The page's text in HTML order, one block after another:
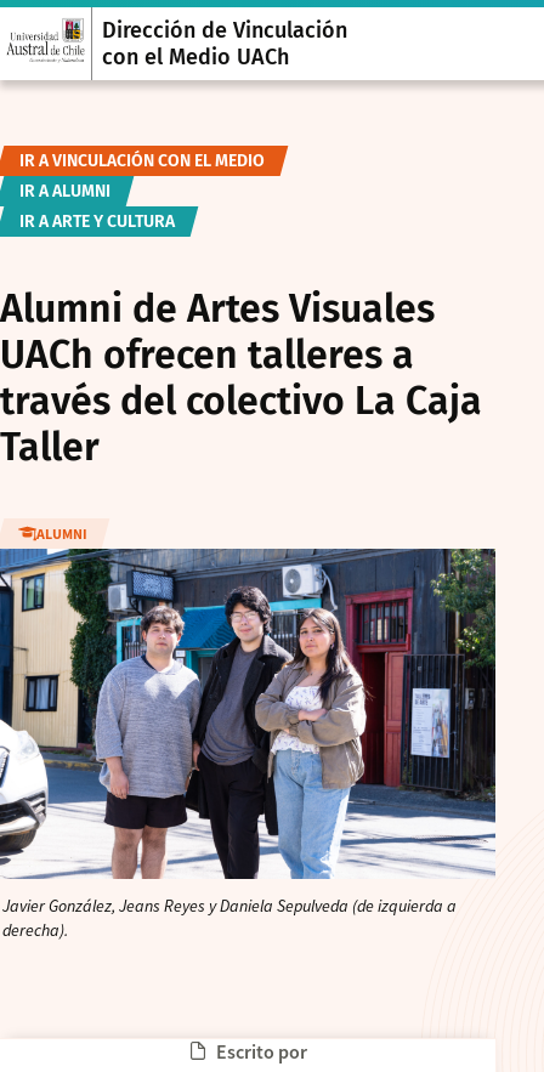
Dirección de Vinculación
con el Medio UACh
IR A VINCULACIÓN CON EL MEDIO
IR A ALUMNI
IR A ARTE Y CULTURA
Alumni de Artes Visuales
UACh ofrecen talleres a
través del colectivo La Caja
Taller
ALUMNI
Javier González, Jeans Reyes y Daniela Sepulveda (de izquierda a
derecha).
Escrito por